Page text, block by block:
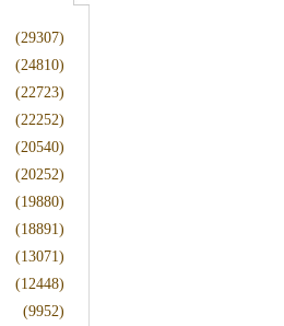
(29307)
(24810)
(22723)
(22252)
(20540)
(20252)
(19880)
(18891)
(13071)
(12448)
(9952)